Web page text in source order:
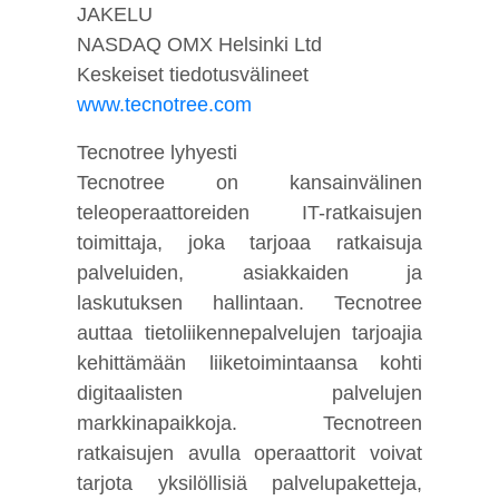
JAKELU
NASDAQ OMX Helsinki Ltd
Keskeiset tiedotusvälineet
www.tecnotree.com
Tecnotree lyhyesti
Tecnotree on kansainvälinen
teleoperaattoreiden IT-ratkaisujen
toimittaja, joka tarjoaa ratkaisuja
palveluiden, asiakkaiden ja
laskutuksen hallintaan. Tecnotree
auttaa tietoliikennepalvelujen tarjoajia
kehittämään liiketoimintaansa kohti
digitaalisten palvelujen
markkinapaikkoja. Tecnotreen
ratkaisujen avulla operaattorit voivat
tarjota yksilöllisiä palvelupaketteja,